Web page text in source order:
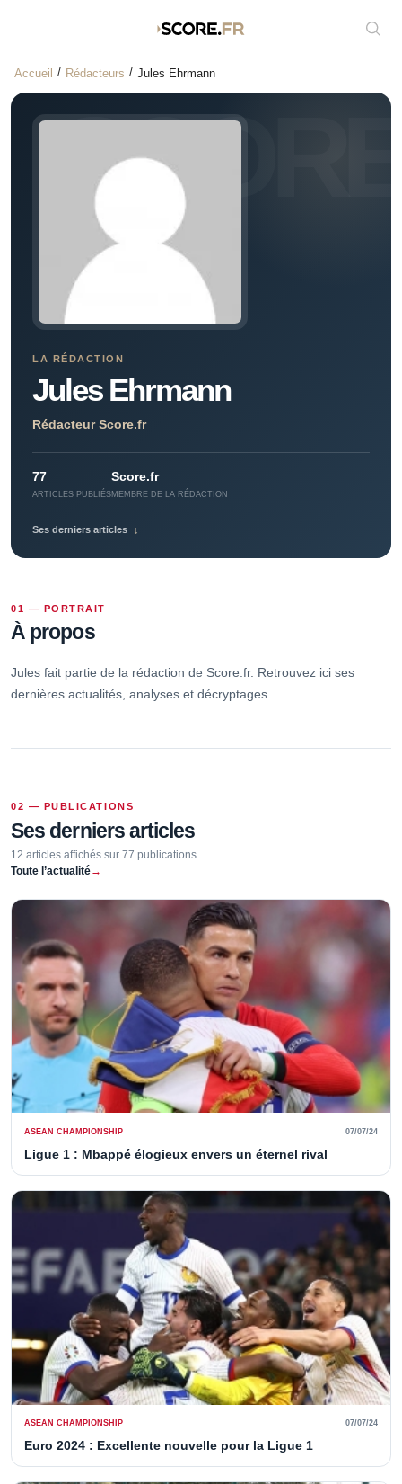
Accueil Rédacteurs Jules Ehrmann
LA RÉDACTION
Jules Ehrmann
Rédacteur Score.fr
77
ARTICLES PUBLIÉS
Score.fr
MEMBRE DE LA RÉDACTION
Ses derniers articles ↓
01 — PORTRAIT
À propos
Jules fait partie de la rédaction de Score.fr. Retrouvez ici ses
dernières actualités, analyses et décryptages.
02 — PUBLICATIONS
Ses derniers articles
12 articles affichés sur 77 publications.
Toute l’actualité→
ASEAN CHAMPIONSHIP 07/07/24
Ligue 1 : Mbappé élogieux envers un éternel rival
ASEAN CHAMPIONSHIP 07/07/24
Euro 2024 : Excellente nouvelle pour la Ligue 1